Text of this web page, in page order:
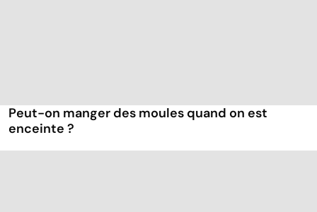
Peut-on manger des moules quand on est
enceinte ?